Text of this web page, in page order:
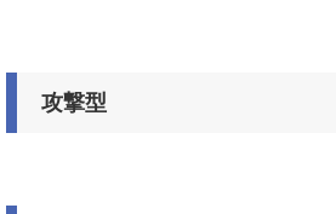
攻撃型